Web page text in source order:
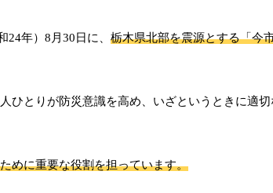
24年）8月30日に、 栃木県北部を震源とする「今
とりが防災意識を高め、いざというときに適切
めに重要な役割を担っています。